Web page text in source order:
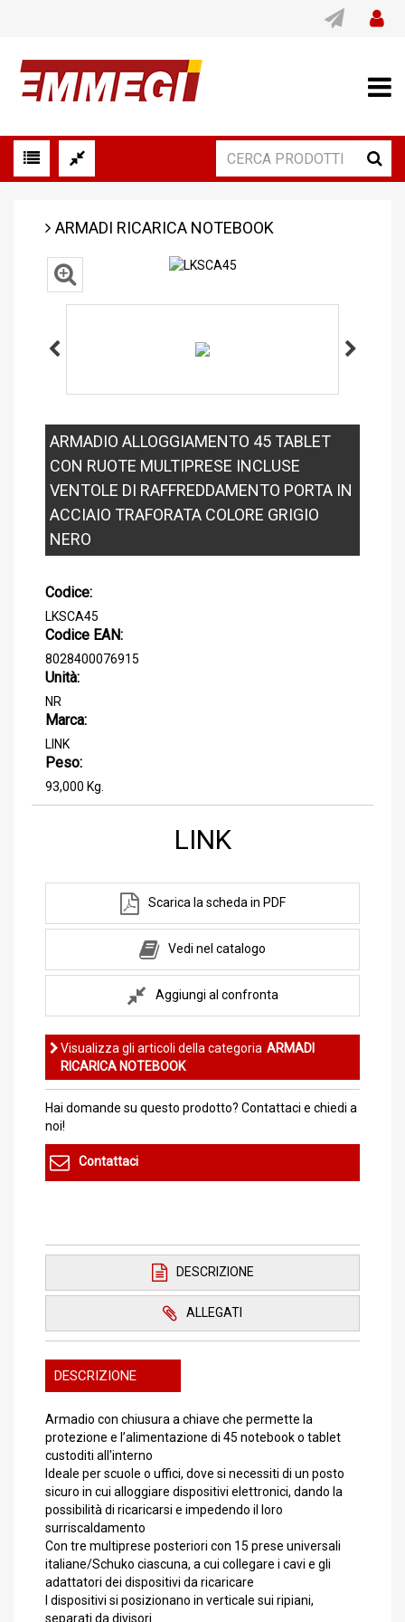
ARMADI RICARICA NOTEBOOK
ARMADIO ALLOGGIAMENTO 45 TABLET
CON RUOTE MULTIPRESE INCLUSE
VENTOLE DI RAFFREDDAMENTO PORTA IN
ACCIAIO TRAFORATA COLORE GRIGIO
NERO
Codice:
LKSCA45
Codice EAN:
8028400076915
Unità:
NR
Marca:
LINK
Peso:
93,000 Kg.
LINK
Scarica la scheda in PDF
Vedi nel catalogo
Aggiungi al confronta
Visualizza gli articoli della categoria ARMADI
RICARICA NOTEBOOK
Hai domande su questo prodotto? Contattaci e chiedi a
noi!
Contattaci
DESCRIZIONE
ALLEGATI
DESCRIZIONE
Armadio con chiusura a chiave che permette la
protezione e l’alimentazione di 45 notebook o tablet
custoditi all'interno
Ideale per scuole o uffici, dove si necessiti di un posto
sicuro in cui alloggiare dispositivi elettronici, dando la
possibilità di ricaricarsi e impedendo il loro
surriscaldamento
Con tre multiprese posteriori con 15 prese universali
italiane/Schuko ciascuna, a cui collegare i cavi e gli
adattatori dei dispositivi da ricaricare
I dispositivi si posizionano in verticale sui ripiani,
separati da divisori